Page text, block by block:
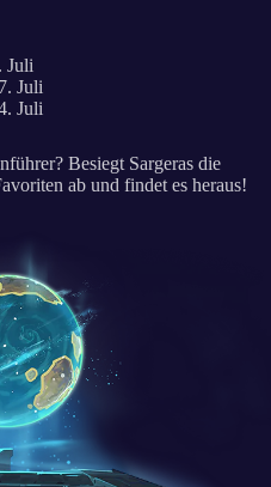
Juli
Juli
Juli
Besiegt Sargeras die
ab und findet es heraus!